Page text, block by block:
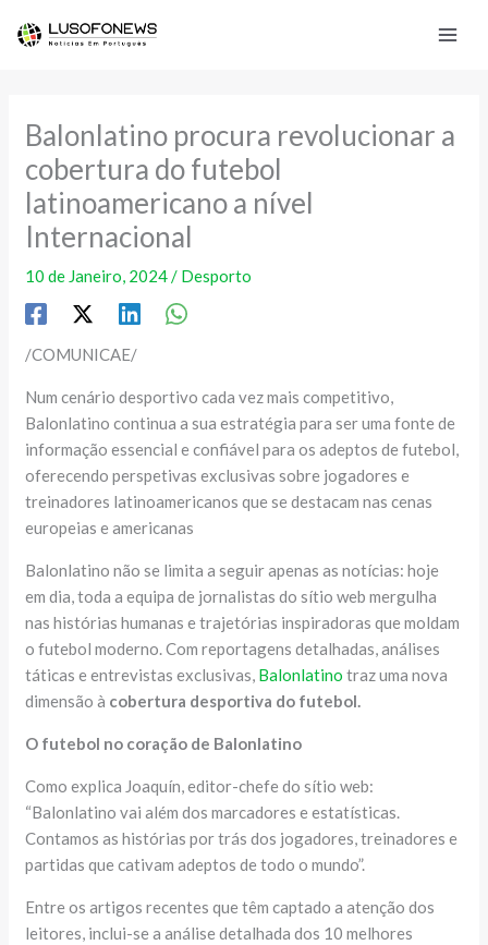
Balonlatino procura revolucionar a
cobertura do futebol
latinoamericano a nível
Internacional
10 de Janeiro, 2024/ Desporto
/COMUNICAE/
Num cenário desportivo cada vez mais competitivo,
Balonlatino continua a sua estratégia para ser uma fonte de
informação essencial e confiável para os adeptos de futebol,
oferecendo perspetivas exclusivas sobre jogadores e
treinadores latinoamericanos que se destacam nas cenas
europeias e americanas
Balonlatino não se limita a seguir apenas as notícias: hoje
em dia, toda a equipa de jornalistas do sítio web mergulha
nas histórias humanas e trajetórias inspiradoras que moldam
o futebol moderno. Com reportagens detalhadas, análises
táticas e entrevistas exclusivas, Balonlatino traz uma nova
dimensão à cobertura desportiva do futebol.
O futebol no coração de Balonlatino
Como explica Joaquín, editor-chefe do sítio web:
“Balonlatino vai além dos marcadores e estatísticas.
Contamos as histórias por trás dos jogadores, treinadores e
partidas que cativam adeptos de todo o mundo”.
Entre os artigos recentes que têm captado a atenção dos
leitores, inclui-se a análise detalhada dos 10 melhores